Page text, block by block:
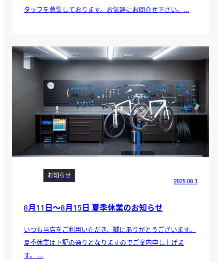
タッフを募集しております。お気軽にお問合せ下さい。...
お知らせ
2025.08.3
8月11日～8月15日 夏季休業のお知らせ
いつも当店をご利用いただき、誠にありがとうございます。
夏季休業は下記の通りとなりますのでご案内申し上げま
す。 ...